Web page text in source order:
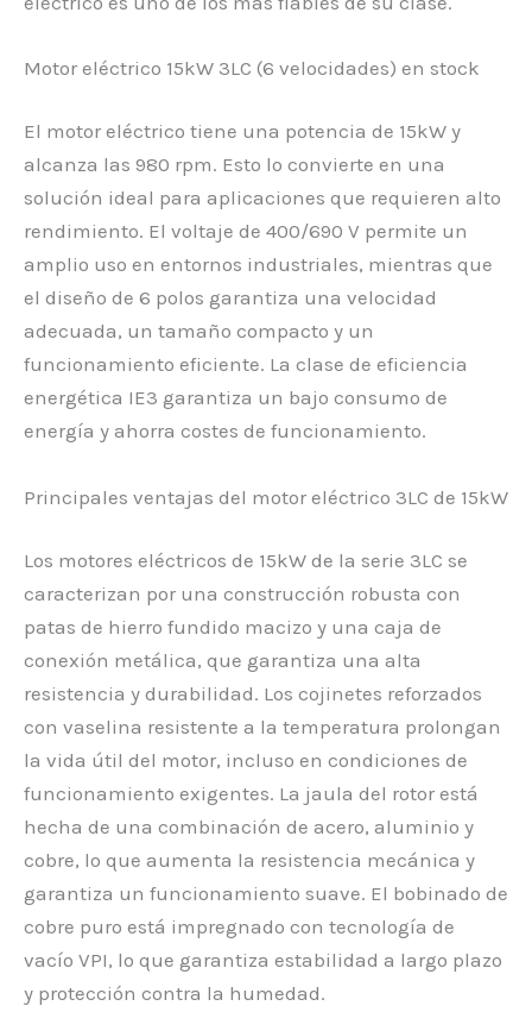
Motor eléctrico 15kW 3LC (6 velocidades) en stock
El motor eléctrico tiene una potencia de 15kW y
alcanza las 980 rpm. Esto lo convierte en una
solución ideal para aplicaciones que requieren alto
rendimiento. El voltaje de 400/690 V permite un
amplio uso en entornos industriales, mientras que
el diseño de 6 polos garantiza una velocidad
adecuada, un tamaño compacto y un
funcionamiento eficiente. La clase de eficiencia
energética IE3 garantiza un bajo consumo de
energía y ahorra costes de funcionamiento.
Principales ventajas del motor eléctrico 3LC de 15kW
Los motores eléctricos de 15kW de la serie 3LC se
caracterizan por una construcción robusta con
patas de hierro fundido macizo y una caja de
conexión metálica, que garantiza una alta
resistencia y durabilidad. Los cojinetes reforzados
con vaselina resistente a la temperatura prolongan
la vida útil del motor, incluso en condiciones de
funcionamiento exigentes. La jaula del rotor está
hecha de una combinación de acero, aluminio y
cobre, lo que aumenta la resistencia mecánica y
garantiza un funcionamiento suave. El bobinado de
cobre puro está impregnado con tecnología de
vacío VPI, lo que garantiza estabilidad a largo plazo
y protección contra la humedad.